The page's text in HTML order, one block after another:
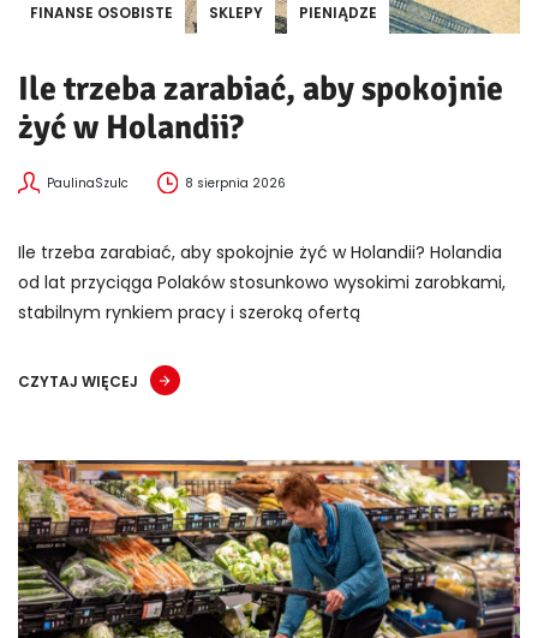
FINANSE OSOBISTE SKLEPY PIENIĄDZE
Ile trzeba zarabiać, aby spokojnie
żyć w Holandii?
PaulinaSzulc 8 sierpnia 2026
Ile trzeba zarabiać, aby spokojnie żyć w Holandii? Holandia
od lat przyciąga Polaków stosunkowo wysokimi zarobkami,
stabilnym rynkiem pracy i szeroką ofertą
CZYTAJ WIĘCEJ